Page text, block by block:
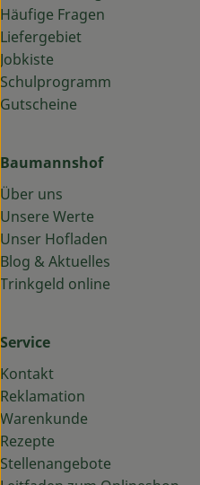
Häufige Fragen
Liefergebiet
Jobkiste
Schulprogramm
Gutscheine
Baumannshof
Über uns
Unsere Werte
Unser Hofladen
Blog & Aktuelles
Trinkgeld online
Service
Kontakt
Reklamation
Warenkunde
Rezepte
Stellenangebote